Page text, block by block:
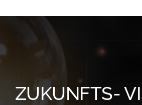
ZUKUNFTS-